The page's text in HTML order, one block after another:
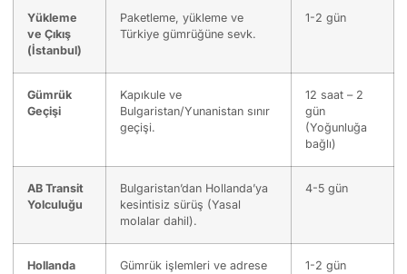
Yükleme
ve Çıkış
(İstanbul)
Paketleme, yükleme ve
Türkiye gümrüğüne sevk.
1-2 gün
Gümrük
Geçişi
Kapıkule ve
Bulgaristan/Yunanistan sınır
geçişi.
12 saat – 2
gün
(Yoğunluğa
bağlı)
AB Transit
Yolculuğu
Bulgaristan’dan Hollanda’ya
kesintisiz sürüş (Yasal
molalar dahil).
4-5 gün
Hollanda
Gümrük işlemleri ve adrese
1-2 gün